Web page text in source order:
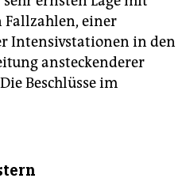
einer
Intensivstationen in den
ansteckenderer
Beschlüsse im